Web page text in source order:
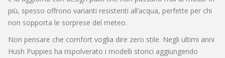
più, spesso offrono varianti resistenti all’acqua, perfette per chi
non sopporta le sorprese del meteo.
Non pensare che comfort voglia dire zero stile. Negli ultimi anni
Hush Puppies ha rispolverato i modelli storici aggiungendo